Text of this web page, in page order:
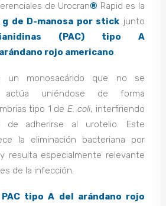
de Urocran® Rapid es la
g de D-manosa por stick junto
(PAC) tipo A
rojo americano.
un monosacárido que no se
uniéndose de forma
tipo 1 de E. coli, interfiriendo
de adherirse al urotelio. Este
la eliminación bacteriana por
resulta especialmente relevante
de la infección.
PAC tipo A del arándano rojo